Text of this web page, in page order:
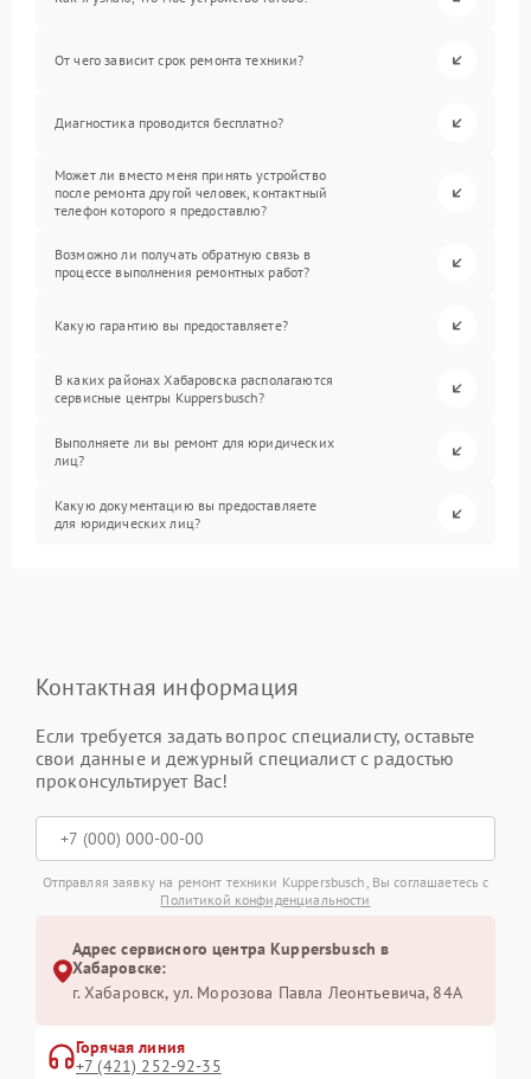
От чего зависит срок ремонта техники?
Диагностика проводится бесплатно?
Может ли вместо меня принять устройство
после ремонта другой человек, контактный
телефон которого я предоставлю?
Возможно ли получать обратную связь в
процессе выполнения ремонтных работ?
Какую гарантию вы предоставляете?
В каких районах Хабаровска располагаются
сервисные центры Kuppersbusch?
Выполняете ли вы ремонт для юридических
лиц?
Какую документацию вы предоставляете
для юридических лиц?
Контактная информация
Если требуется задать вопрос специалисту, оставьте
свои данные и дежурный специалист с радостью
проконсультирует Вас!
Отправляя заявку на ремонт техники Kuppersbusch, Вы соглашаетесь с
Политикой конфиденциальности
Адрес сервисного центра Kuppersbusch в
Хабаровске:
г. Хабаровск, ул. Морозова Павла Леонтьевича, 84А
Горячая линия
+7 (421) 252-92-35